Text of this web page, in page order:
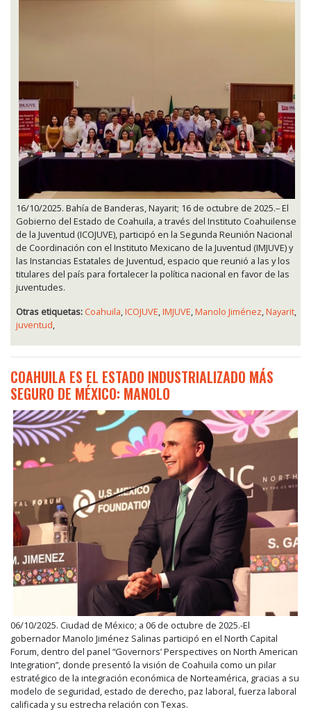
16/10/2025. Bahía de Banderas, Nayarit; 16 de octubre de 2025.– El
Gobierno del Estado de Coahuila, a través del Instituto Coahuilense
de la Juventud (ICOJUVE), participó en la Segunda Reunión Nacional
de Coordinación con el Instituto Mexicano de la Juventud (IMJUVE) y
las Instancias Estatales de Juventud, espacio que reunió a las y los
titulares del país para fortalecer la política nacional en favor de las
juventudes.
Otras etiquetas: Coahuila,ICOJUVE,IMJUVE,Manolo Jiménez,Nayarit,
juventud,
COAHUILA ES EL ESTADO INDUSTRIALIZADO MÁS
SEGURO DE MÉXICO: MANOLO
06/10/2025. Ciudad de México; a 06 de octubre de 2025.-El
gobernador Manolo Jiménez Salinas participó en el North Capital
Forum, dentro del panel “Governors’ Perspectives on North American
Integration”, donde presentó la visión de Coahuila como un pilar
estratégico de la integración económica de Norteamérica, gracias a su
modelo de seguridad, estado de derecho, paz laboral, fuerza laboral
calificada y su estrecha relación con Texas.